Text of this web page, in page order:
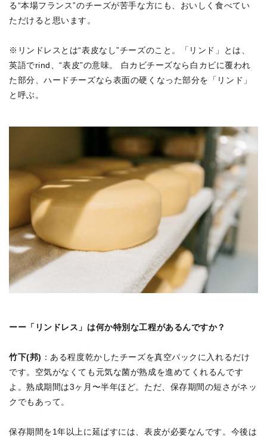
る“本場フランス”のチーズが苦手な方にも、おいしく食べてい
ただけると思います。
※リンドレスとは“表皮なし”チーズのこと。「リンド」とは、
英語でrind、“表皮”の意味。 白カビチーズなら白カビに覆われ
た部分、ハードチーズなら表面の硬くなった部分を「リンド」
と呼ぶ。
ーー「リンドレス」は何か特別な工程があるんですか？
竹下(邦) ：ある程度乾かしたチーズを真空パックに入れるだけ
です。空気がなくても元気な菌が熟成を進めてくれるんです
よ。熟成期間は3ヶ月〜半年ほど。ただ、保存期間の短さがネッ
クでもあって。
保存期間を1年以上に延ばすには、表皮が必要なんです。今後は